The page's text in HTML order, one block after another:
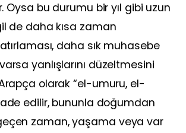
Oysa bu durumu bir yıl gibi uzun
de daha kısa zaman
daha sık muhasebe
yanlışlarını düzeltmesini
olarak “el-umuru, el-
edilir, bununla doğumdan
zaman, yaşama veya var